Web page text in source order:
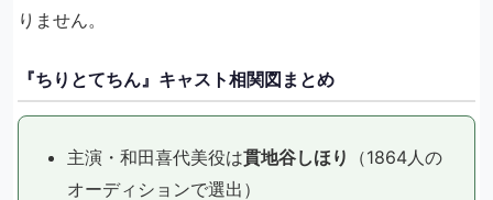
りません。
『ちりとてちん』キャスト相関図まとめ
主演・和田喜代美役は貫地谷しほり
（1864人の
オーディションで選出）